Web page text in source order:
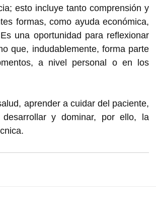
esto incluye tanto comprensión y
formas, como ayuda económica,
una oportunidad para reflexionar
que, indudablemente, forma parte
a nivel personal o en los
aprender a cuidar del paciente,
y dominar, por ello, la